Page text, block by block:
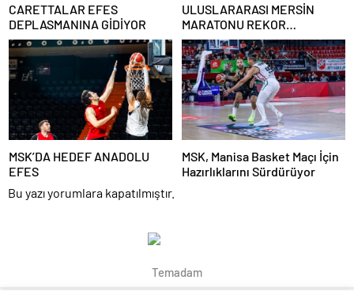
CARETTALAR EFES
DEPLASMANINA GİDİYOR
ULUSLARARASI MERSİN
MARATONU REKOR
KATILIMLA BU YIL 6. KEZ
KOŞULACAK
MSK’DA HEDEF ANADOLU
EFES
MSK, Manisa Basket Maçı İçin
Hazırlıklarını Sürdürüyor
Bu yazı yorumlara kapatılmıştır.
Temadam